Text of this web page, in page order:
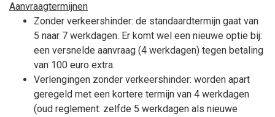
Aanvraagtermijnen
Zonder verkeershinder: de standaardtermijn gaat van
5 naar 7 werkdagen. Er komt wel een nieuwe optie bij:
een versnelde aanvraag (4 werkdagen) tegen betaling
van 100 euro extra.
Verlengingen zonder verkeershinder: worden apart
geregeld met een kortere termijn van 4 werkdagen
(oud reglement: zelfde 5 werkdagen als nieuwe